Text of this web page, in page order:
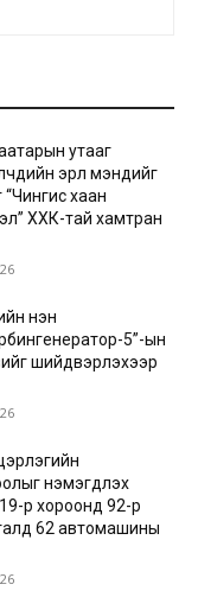
утааг
эрүүл мэндийг
хаан
ХХК-тай хамтран
нэн
5”-ын
шийдвэрлэхээр
нэмэгдүүлэх
19-р хороонд 92-р
62 автомашины